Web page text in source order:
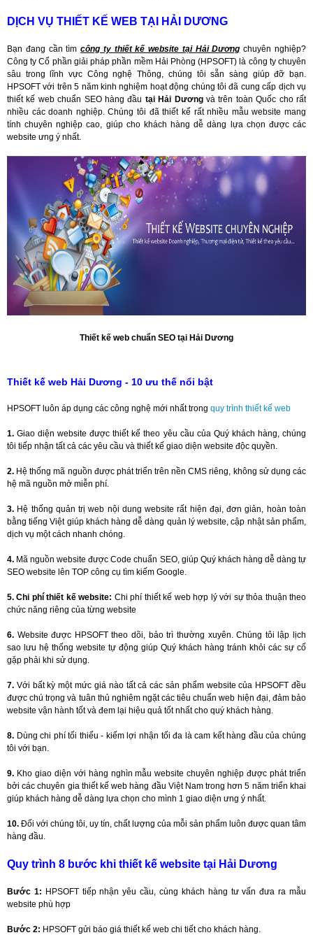
DỊCH VỤ THIẾT KẾ WEB TẠI HẢI DƯƠNG
Bạn đang cần tìmcông ty thiết kế website tại Hải Dương chuyên nghiệp?
Công ty Cổ phần giải pháp phần mềm Hải Phòng (HPSOFT) là công ty chuyên
sâu trong lĩnh vực Công nghệ Thông, chúng tôi sẵn sàng giúp đỡ bạn.
HPSOFT với trên 5 năm kinh nghiệm hoạt động chúng tôi đã cung cấp dịch vụ
thiết kế web chuẩn SEO hàng đầu tại Hải Dươngvà trên toàn Quốc cho rất
nhiều các doanh nghiệp. Chúng tôi đã thiết kế rất nhiều mẫu website mang
tính chuyên nghiệp cao, giúp cho khách hàng dễ dàng lựa chọn được các
website ưng ý nhất.
Thiết kế web chuẩn SEO tại Hải Dương
Thiết kế web Hải Dương - 10 ưu thế nổi bật
HPSOFT luôn áp dụng các công nghệ mới nhất trong quy trình thiết kế web
1. Giao diện website được thiết kế theo yêu cầu của Quý khách hàng, chúng
tôi tiếp nhận tất cả các yêu cầu và thiết kế giao diện website độc quyền.
2. Hệ thống mã nguồn được phát triển trên nền CMS riêng, không sử dụng các
hệ mã nguồn mở miễn phí.
3. Hệ thống quản trị web nội dung website rất hiện đại, đơn giản, hoàn toàn
bằng tiếng Việt giúp khách hàng dễ dàng quản lý website, cập nhật sản phẩm,
dịch vụ một cách nhanh chóng.
4. Mã nguồn website được Code chuẩn SEO, giúp Quý khách hàng dễ dàng tự
SEO website lên TOP công cụ tìm kiếm Google.
5. Chi phí thiết kế website: Chi phí thiết kế web hợp lý với sự thỏa thuận theo
chức năng riêng của từng website
6. Website được HPSOFT theo dõi, bảo trì thường xuyên. Chúng tôi lập lịch
sao lưu hệ thống website tự động giúp Quý khách hàng tránh khỏi các sự cố
gặp phải khi sử dụng.
7. Với bất kỳ một mức giá nào tất cả các sản phẩm website của HPSOFT đều
được chú trọng và tuân thủ nghiêm ngặt các tiêu chuẩn web hiện đại, đảm bảo
website vận hành tốt và đem lại hiệu quả tốt nhất cho quý khách hàng.
8. Dùng chi phí tối thiểu - kiếm lợi nhận tối đa là cam kết hàng đầu của chúng
tôi với bạn.
9. Kho giao diện với hàng nghìn mẫu website chuyên nghiệp được phát triển
bởi các chuyên gia thiết kế web hàng đầu Việt Nam trong hơn 5 năm triển khai
giúp khách hàng dễ dàng lựa chọn cho mình 1 giao diện ưng ý nhất.
10. Đối với chúng tôi, uy tín, chất lượng của mỗi sản phẩm luôn được quan tâm
hàng đầu.
Quy trình 8 bước khi thiết kế website tại Hải Dương
Bước 1: HPSOFT tiếp nhận yêu cầu, cùng khách hàng tư vấn đưa ra mẫu
website phù hợp
Bước 2: HPSOFT gửi báo giá thiết kế web chi tiết cho khách hàng.